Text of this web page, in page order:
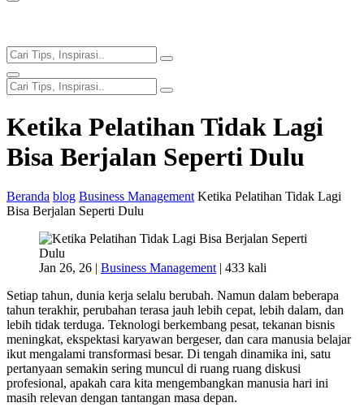
Ketika Pelatihan Tidak Lagi
Bisa Berjalan Seperti Dulu
Beranda blog Business Management Ketika Pelatihan Tidak Lagi
Bisa Berjalan Seperti Dulu
Jan 26, 26 | Business Management| 433 kali
Setiap tahun, dunia kerja selalu berubah. Namun dalam beberapa
tahun terakhir, perubahan terasa jauh lebih cepat, lebih dalam, dan
lebih tidak terduga. Teknologi berkembang pesat, tekanan bisnis
meningkat, ekspektasi karyawan bergeser, dan cara manusia belajar
ikut mengalami transformasi besar. Di tengah dinamika ini, satu
pertanyaan semakin sering muncul di ruang ruang diskusi
profesional, apakah cara kita mengembangkan manusia hari ini
masih relevan dengan tantangan masa depan.